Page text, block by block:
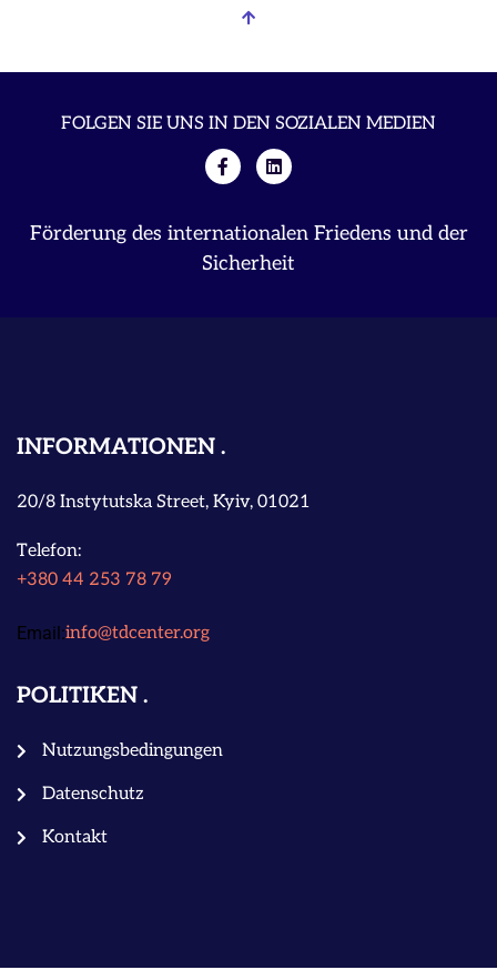
FOLGEN SIE UNS IN DEN SOZIALEN MEDIEN
Förderung des internationalen Friedens und der
Sicherheit
INFORMATIONEN
20/8 Instytutska Street, Kyiv, 01021
Telefon:
+380 44 253 78 79
Email:info@tdcenter.org
POLITIKEN
Nutzungsbedingungen
Datenschutz
Kontakt